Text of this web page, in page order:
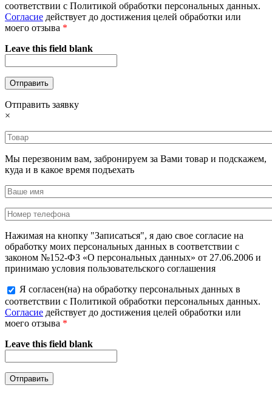
соответствии с Политикой обработки персональных данных.
Согласие действует до достижения целей обработки или
моего отзыва *
Leave this field blank
Отправить заявку
×
Мы перезвоним вам, забронируем за Вами товар и подскажем,
куда и в какое время подъехать
Нажимая на кнопку "Записаться", я даю свое согласие на
обработку моих персональных данных в соответствии с
законом №152-ФЗ «О персональных данных» от 27.06.2006 и
принимаю условия пользовательского соглашения
Я согласен(на) на обработку персональных данных в
соответствии с Политикой обработки персональных данных.
Согласие действует до достижения целей обработки или
моего отзыва *
Leave this field blank